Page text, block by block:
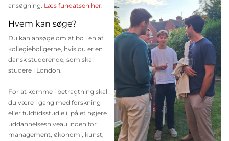
ansøgning. Læs fundatsen her.
Hvem kan søge?
Du kan ansøge om at bo i en af
kollegieboligerne, hvis du er en
dansk studerende, som skal
studere i London.
For at komme i betragtning skal
du være i gang med forskning
eller fuldtidsstudie i på et højere
uddannelsesniveau inden for
management, økonomi, kunst,